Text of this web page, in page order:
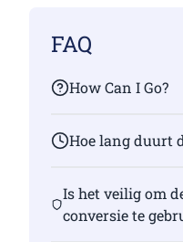
FAQ
How Can I Go?
Hoe lang duurt
Is het veilig om
conversie te